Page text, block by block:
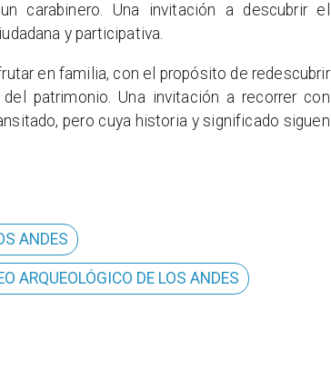
carabinero. Una invitación a descubrir el
y participativa.
en familia, con el propósito de redescubrir
patrimonio. Una invitación a recorrer con
pero cuya historia y significado siguen
ANDES
ARQUEOLÓGICO DE LOS ANDES